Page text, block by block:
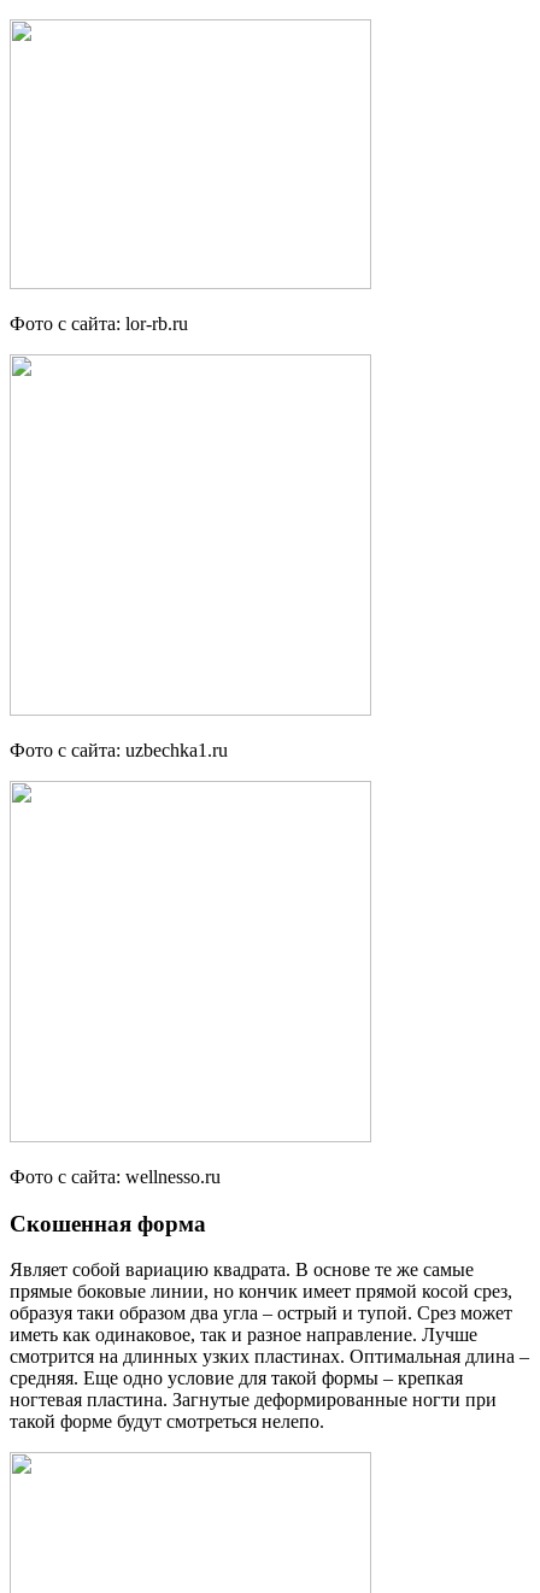
Фото с сайта: lor-rb.ru
Фото с сайта: uzbechka1.ru
Фото с сайта: wellnesso.ru
Скошенная форма
Являет собой вариацию квадрата. В основе те же самые
прямые боковые линии, но кончик имеет прямой косой срез,
образуя таки образом два угла – острый и тупой. Срез может
иметь как одинаковое, так и разное направление. Лучше
смотрится на длинных узких пластинах. Оптимальная длина –
средняя. Еще одно условие для такой формы – крепкая
ногтевая пластина. Загнутые деформированные ногти при
такой форме будут смотреться нелепо.